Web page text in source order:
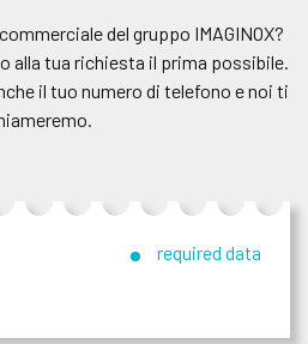
del gruppo IMAGINOX?
alla tua richiesta il prima possibile.
il tuo numero di telefono e noi ti
required data